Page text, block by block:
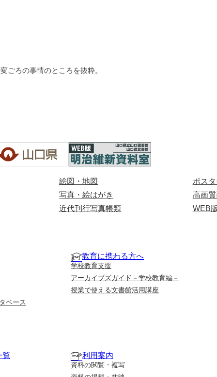
ごろの事情のところを抜粋。
絵図・地図
写真・絵はがき
近代刊行写真帳類
ポス
高画
WEB
ベース
教育に携わる方へ
学校教育支援
アーカイブズガイド－学校教育編－
授業で使える文書館活用講座
覧 利用案内
資料の閲覧・複写